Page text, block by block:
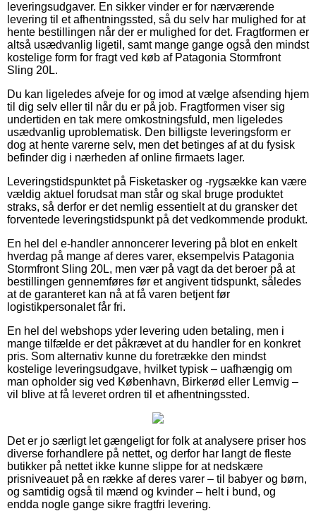
leveringsudgaver. En sikker vinder er for nærværende
levering til et afhentningssted, så du selv har mulighed for at
hente bestillingen når der er mulighed for det. Fragtformen er
altså usædvanlig ligetil, samt mange gange også den mindst
kostelige form for fragt ved køb af Patagonia Stormfront
Sling 20L.
Du kan ligeledes afveje for og imod at vælge afsending hjem
til dig selv eller til når du er på job. Fragtformen viser sig
undertiden en tak mere omkostningsfuld, men ligeledes
usædvanlig uproblematisk. Den billigste leveringsform er
dog at hente varerne selv, men det betinges af at du fysisk
befinder dig i nærheden af online firmaets lager.
Leveringstidspunktet på Fisketasker og -rygsække kan være
vældig aktuel forudsat man står og skal bruge produktet
straks, så derfor er det nemlig essentielt at du gransker det
forventede leveringstidspunkt på det vedkommende produkt.
En hel del e-handler annoncerer levering på blot en enkelt
hverdag på mange af deres varer, eksempelvis Patagonia
Stormfront Sling 20L, men vær på vagt da det beroer på at
bestillingen gennemføres før et angivent tidspunkt, således
at de garanteret kan nå at få varen betjent før
logistikpersonalet får fri.
En hel del webshops yder levering uden betaling, men i
mange tilfælde er det påkrævet at du handler for en konkret
pris. Som alternativ kunne du foretrække den mindst
kostelige leveringsudgave, hvilket typisk – uafhængig om
man opholder sig ved København, Birkerød eller Lemvig –
vil blive at få leveret ordren til et afhentningssted.
Det er jo særligt let gængeligt for folk at analysere priser hos
diverse forhandlere på nettet, og derfor har langt de fleste
butikker på nettet ikke kunne slippe for at nedskære
prisniveauet på en række af deres varer – til babyer og børn,
og samtidig også til mænd og kvinder – helt i bund, og
endda nogle gange sikre fragtfri levering.